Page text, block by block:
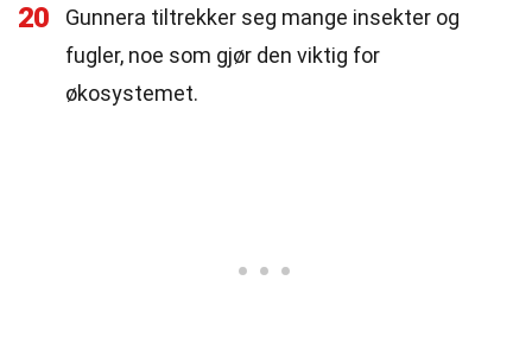
20
Gunnera tiltrekker seg mange insekter og
fugler, noe som gjør den viktig for
økosystemet.